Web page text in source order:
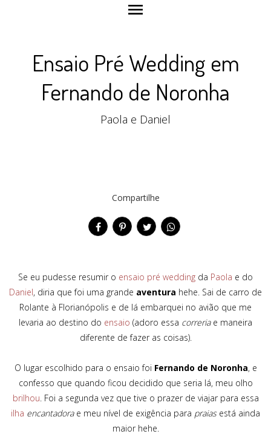
menu
Ensaio Pré Wedding em
Fernando de Noronha
Paola e Daniel
Compartilhe
Se eu pudesse resumir o ensaio pré wedding da Paola e do
Daniel, diria que foi uma grande aventura hehe. Sai de carro de
Rolante à Florianópolis e de lá embarquei no avião que me
levaria ao destino do ensaio (adoro essa correriae maneira
diferente de fazer as coisas).
O lugar escolhido para o ensaio foi Fernando de Noronha, e
confesso que quando ficou decidido que seria lá, meu olho
brilhou. Foi a segunda vez que tive o prazer de viajar para essa
ilha encantadorae meu nível de exigência para praiasestá ainda
maior hehe.